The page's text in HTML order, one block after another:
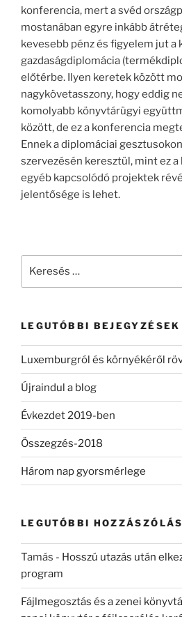
konferencia, mert a svéd
mostanában egyre inkább
kevesebb pénz és figyelem jut a
gazdaságdiplomácia
előtérbe. Ilyen keretek között
nagykövetasszony, hogy eddig
komolyabb könyvtárügyi
között, de ez a konferencia
Ennek a diplomáciai
szervezésén keresztül, mint ez
egyéb kapcsolódó projektek
jelentősége is lehet.
LEGUTÓBBI BEJEGYZÉSEK
Luxemburgról és környékéről
Újraindul a blog
Évkezdet 2019-ben
Összegzés-2018
Három nap gyorsmérlege
LEGUTÓBBI
Tamás - Hosszú utazás után
program
Fájlmegosztás és a zenei